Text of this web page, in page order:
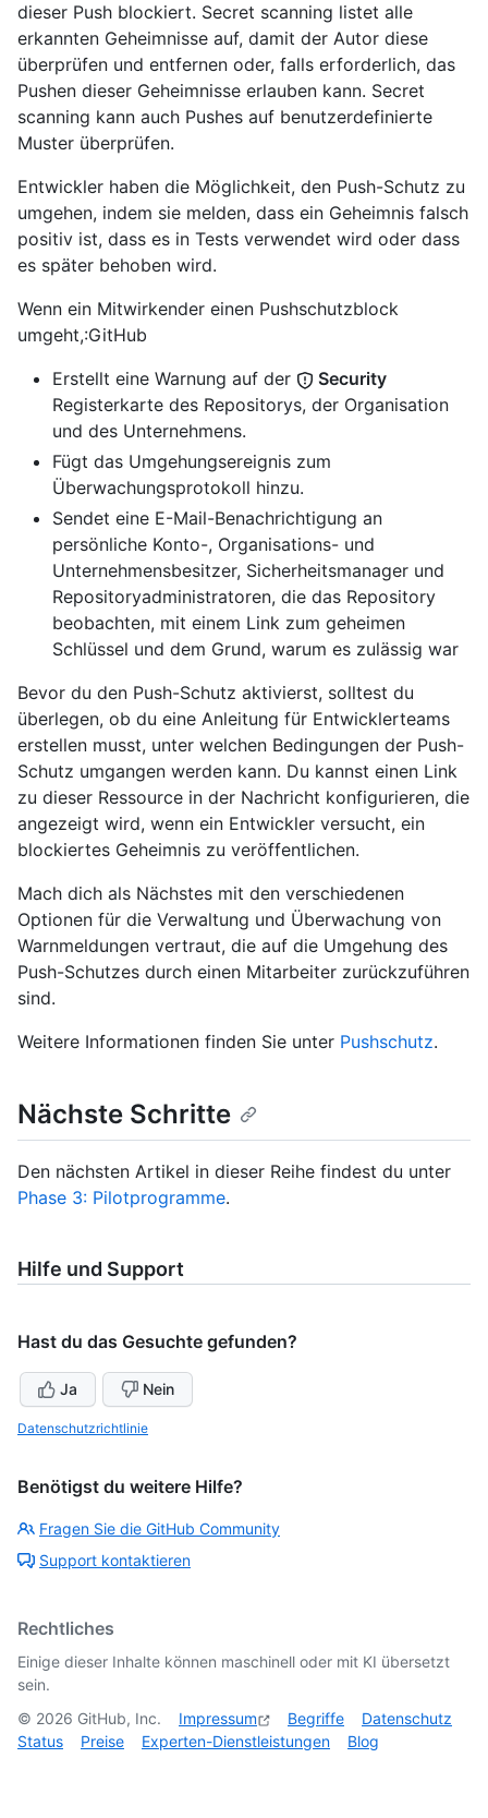
dieser Push blockiert. Secret scanning listet alle
erkannten Geheimnisse auf, damit der Autor diese
überprüfen und entfernen oder, falls erforderlich, das
Pushen dieser Geheimnisse erlauben kann. Secret
scanning kann auch Pushes auf benutzerdefinierte
Muster überprüfen.
Entwickler haben die Möglichkeit, den Push-Schutz zu
umgehen, indem sie melden, dass ein Geheimnis falsch
positiv ist, dass es in Tests verwendet wird oder dass
es später behoben wird.
Wenn ein Mitwirkender einen Pushschutzblock
umgeht,:GitHub
Erstellt eine Warnung auf der
Security
Registerkarte des Repositorys, der Organisation
und des Unternehmens.
Fügt das Umgehungsereignis zum
Überwachungsprotokoll hinzu.
Sendet eine E-Mail-Benachrichtigung an
persönliche Konto-, Organisations- und
Unternehmensbesitzer, Sicherheitsmanager und
Repositoryadministratoren, die das Repository
beobachten, mit einem Link zum geheimen
Schlüssel und dem Grund, warum es zulässig war
Bevor du den Push-Schutz aktivierst, solltest du
überlegen, ob du eine Anleitung für Entwicklerteams
erstellen musst, unter welchen Bedingungen der Push-
Schutz umgangen werden kann. Du kannst einen Link
zu dieser Ressource in der Nachricht konfigurieren, die
angezeigt wird, wenn ein Entwickler versucht, ein
blockiertes Geheimnis zu veröffentlichen.
Mach dich als Nächstes mit den verschiedenen
Optionen für die Verwaltung und Überwachung von
Warnmeldungen vertraut, die auf die Umgehung des
Push-Schutzes durch einen Mitarbeiter zurückzuführen
sind.
Weitere Informationen finden Sie unter Pushschutz.
Nächste Schritte
Den nächsten Artikel in dieser Reihe findest du unter
Phase 3: Pilotprogramme.
Hilfe und Support
Hast du das Gesuchte gefunden?
Ja Nein
Datenschutzrichtlinie
Benötigst du weitere Hilfe?
Fragen Sie die GitHub Community
Support kontaktieren
Rechtliches
Einige dieser Inhalte können maschinell oder mit KI übersetzt
sein.
© 2026 GitHub, Inc. Impressum Begriffe
Datenschutz
Status
Preise Experten-Dienstleistungen Blog